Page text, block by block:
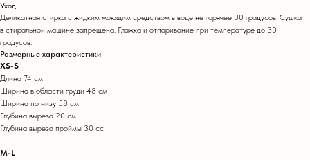
Уход
Деликатная стирка с жидким моющим средством в воде не горячее 30 градусов. Сушка
в стиральной машине запрещена. Глажка и отпаривание при температуре до 30
градусов.
Размерные характеристики
XS-S
Длина 74 см
Ширина в области груди 48 см
Ширина по низу 58 см
Глубина выреза 20 см
Глубина выреза проймы 30 сс
M-L